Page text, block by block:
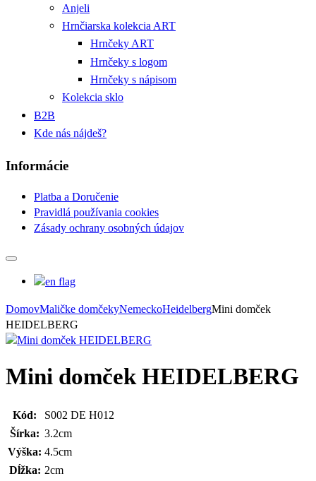
Anjeli
Hrnčiarska kolekcia ART
Hrnčeky ART
Hrnčeky s logom
Hrnčeky s nápisom
Kolekcia sklo
B2B
Kde nás nájdeš?
Informácie
Platba a Doručenie
Pravidlá používania cookies
Zásady ochrany osobných údajov
DomovMaličke domčekyNemeckoHeidelbergMini domček
HEIDELBERG
Mini domček HEIDELBERG
Kód:
S002 DE H012
Šírka: 3.2cm
Výška: 4.5cm
Dĺžka: 2cm